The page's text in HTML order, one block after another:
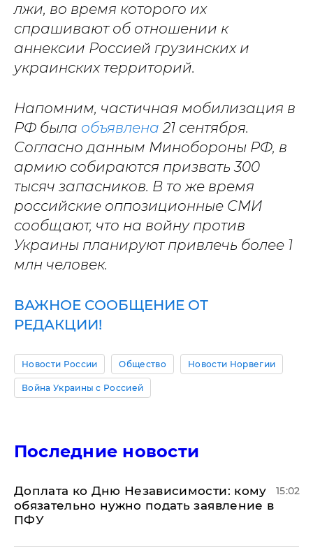
лжи, во время которого их
спрашивают об отношении к
аннексии Россией грузинских и
украинских территорий.
Напомним, частичная мобилизация в
РФ была объявлена 21 сентября.
Согласно данным Минобороны РФ, в
армию собираются призвать 300
тысяч запасников. В то же время
российские оппозиционные СМИ
сообщают, что на войну против
Украины планируют привлечь более 1
млн человек.
ВАЖНОЕ СООБЩЕНИЕ ОТ
РЕДАКЦИИ!
Новости России Общество Новости Норвегии
Война Украины с Россией
Последние новости
Доплата ко Дню Независимости: кому
обязательно нужно подать заявление в
ПФУ
15:02